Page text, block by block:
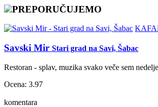
PREPORUČUJEMO
Savski Mir Stari grad na Savi, Šabac
Restoran - splav, muzika svako veče sem
Ocena: 3.97
komentara